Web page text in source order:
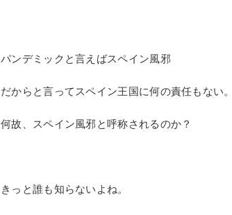
パンデミックと言えばスペイン風邪
だからと言ってスペイン王国に何の責任もない。
何故、スペイン風邪と呼称されるのか？
きっと誰も知らないよね。